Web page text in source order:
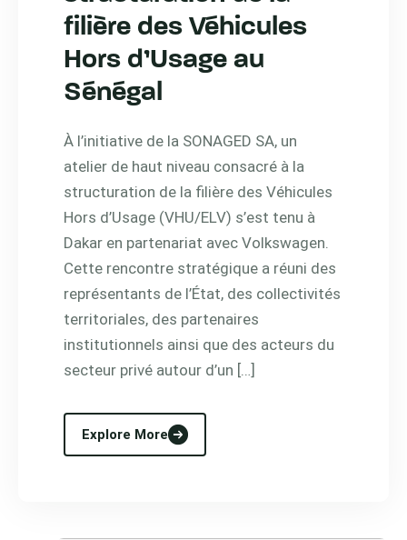
filière des Véhicules
Hors d’Usage au
Sénégal
À l’initiative de la SONAGED SA, un
atelier de haut niveau consacré à la
structuration de la filière des Véhicules
Hors d’Usage (VHU/ELV) s’est tenu à
Dakar en partenariat avec Volkswagen.
Cette rencontre stratégique a réuni des
représentants de l’État, des collectivités
territoriales, des partenaires
institutionnels ainsi que des acteurs du
secteur privé autour d’un […]
Explore More